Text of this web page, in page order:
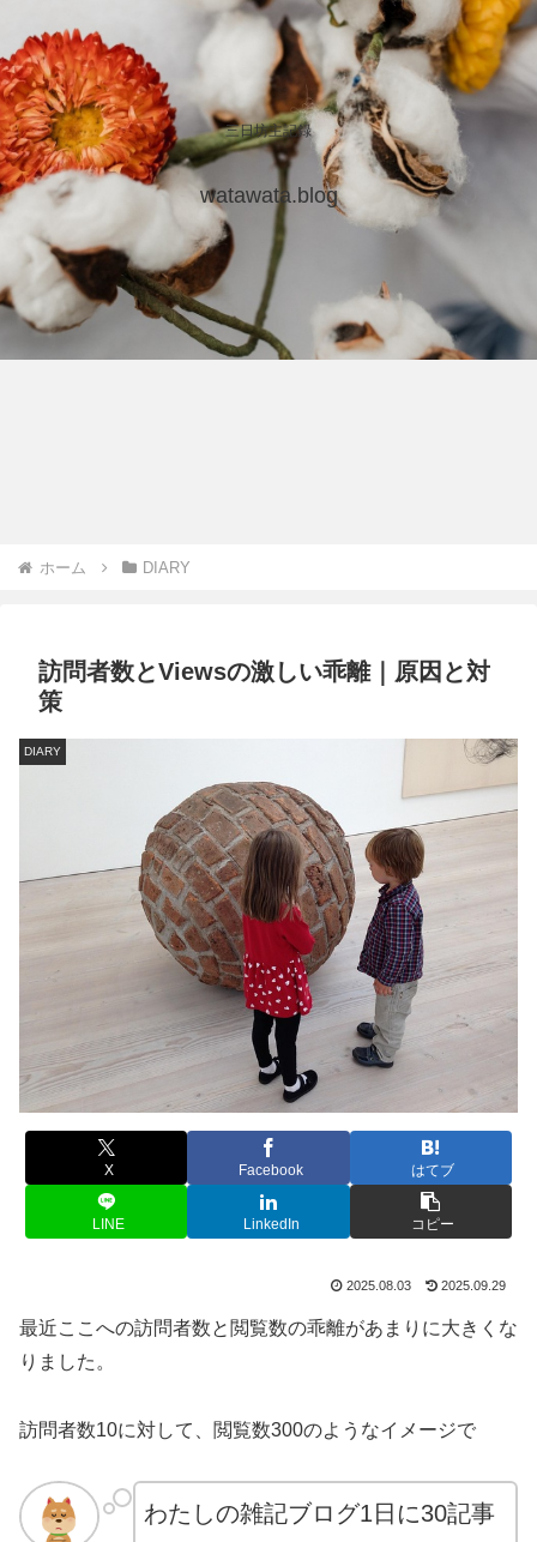
三日坊主記録
watawata.blog
ホーム DIARY
訪問者数とViewsの激しい乖離｜原因と対
策
DIARY
X Facebook はてブ
LINE LinkedIn コピー
2025.08.03 2025.09.29
最近ここへの訪問者数と閲覧数の乖離があまりに大きくな
りました。
訪問者数10に対して、閲覧数300のようなイメージで
わたしの雑記ブログ1日に30記事